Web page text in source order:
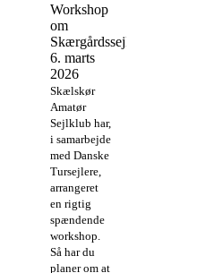
Workshop
om
Skærgårdssejlads
6. marts
2026
Skælskør
Amatør
Sejlklub har,
i samarbejde
med Danske
Tursejlere,
arrangeret
en rigtig
spændende
workshop.
Så har du
planer om at